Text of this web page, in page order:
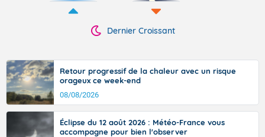
Dernier Croissant
Retour progressif de la chaleur avec un risque
orageux ce week-end
08/08/2026
Éclipse du 12 août 2026 : Météo-France vous
accompagne pour bien l'observer